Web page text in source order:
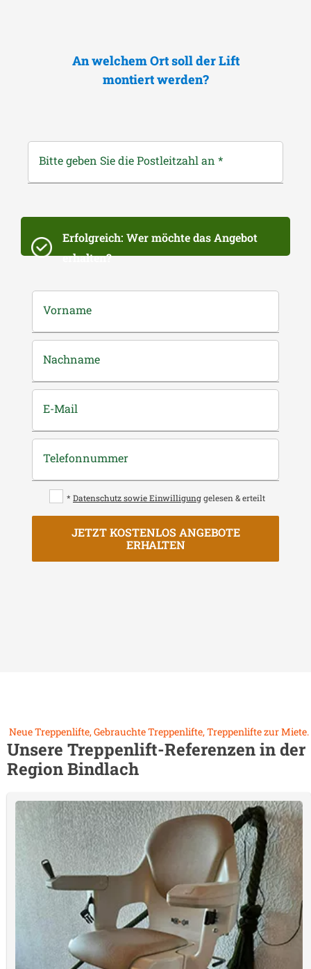
An welchem Ort soll der Lift
montiert werden?
Bitte geben Sie die Postleitzahl an *
Erfolgreich: Wer möchte das Angebot
erhalten?
Vorname
Nachname
E-Mail
Telefonnummer
* Datenschutz sowie Einwilligung gelesen & erteilt
JETZT KOSTENLOS ANGEBOTE
ERHALTEN
Neue Treppenlifte, Gebrauchte Treppenlifte, Treppenlifte zur Miete.
Unsere Treppenlift-Referenzen in der
RegionBindlach